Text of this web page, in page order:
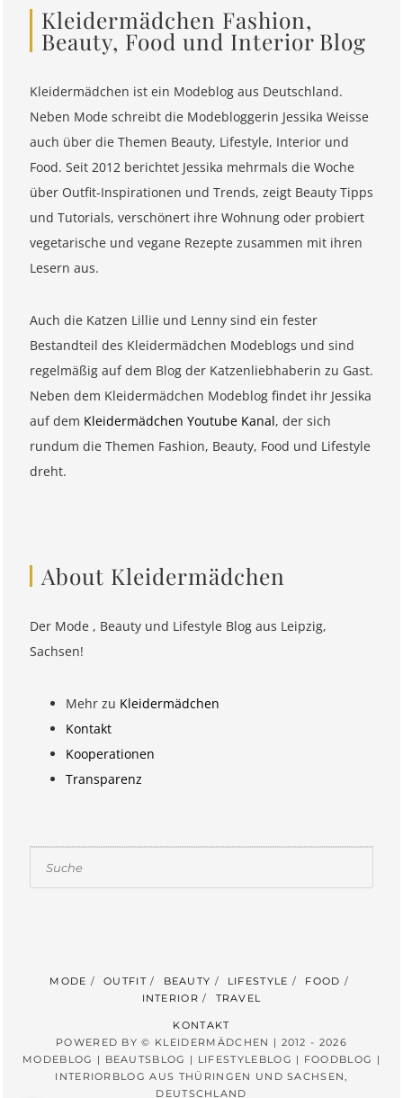
Kleidermädchen Fashion,
Beauty, Food und Interior Blog
Kleidermädchen ist ein Modeblog aus Deutschland.
Neben Mode schreibt die Modebloggerin Jessika Weisse
auch über die Themen Beauty, Lifestyle, Interior und
Food. Seit 2012 berichtet Jessika mehrmals die Woche
über Outfit-Inspirationen und Trends, zeigt Beauty Tipps
und Tutorials, verschönert ihre Wohnung oder probiert
vegetarische und vegane Rezepte zusammen mit ihren
Lesern aus.
Auch die Katzen Lillie und Lenny sind ein fester
Bestandteil des Kleidermädchen Modeblogs und sind
regelmäßig auf dem Blog der Katzenliebhaberin zu Gast.
Neben dem Kleidermädchen Modeblog findet ihr Jessika
auf dem Kleidermädchen Youtube Kanal, der sich
rundum die Themen Fashion, Beauty, Food und Lifestyle
dreht.
About Kleidermädchen
Der Mode , Beauty und Lifestyle Blog aus Leipzig,
Sachsen!
Mehr zu Kleidermädchen
Kontakt
Kooperationen
Transparenz
MODE OUTFIT BEAUTY LIFESTYLE
FOOD
INTERIOR
TRAVEL
KONTAKT
POWERED BY © KLEIDERMÄDCHEN | 2012 - 2026
MODEBLOG | BEAUTSBLOG | LIFESTYLEBLOG | FOODBLOG |
INTERIORBLOG AUS THÜRINGEN UND SACHSEN,
DEUTSCHLAND